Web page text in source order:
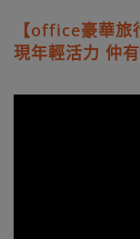
【office豪華
現年輕活力 仲